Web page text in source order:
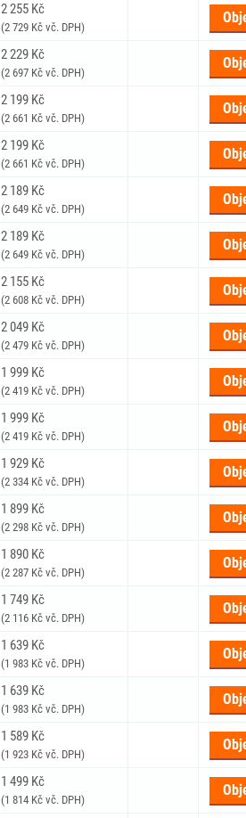
2 255 Kč
(2 729 Kč vč. DPH)
2 229 Kč
(2 697 Kč vč. DPH)
2 199 Kč
(2 661 Kč vč. DPH)
2 199 Kč
(2 661 Kč vč. DPH)
2 189 Kč
(2 649 Kč vč. DPH)
2 189 Kč
(2 649 Kč vč. DPH)
2 155 Kč
(2 608 Kč vč. DPH)
2 049 Kč
(2 479 Kč vč. DPH)
1 999 Kč
(2 419 Kč vč. DPH)
1 999 Kč
(2 419 Kč vč. DPH)
1 929 Kč
(2 334 Kč vč. DPH)
1 899 Kč
(2 298 Kč vč. DPH)
1 890 Kč
(2 287 Kč vč. DPH)
1 749 Kč
(2 116 Kč vč. DPH)
1 639 Kč
(1 983 Kč vč. DPH)
1 639 Kč
(1 983 Kč vč. DPH)
1 589 Kč
(1 923 Kč vč. DPH)
1 499 Kč
(1 814 Kč vč. DPH)